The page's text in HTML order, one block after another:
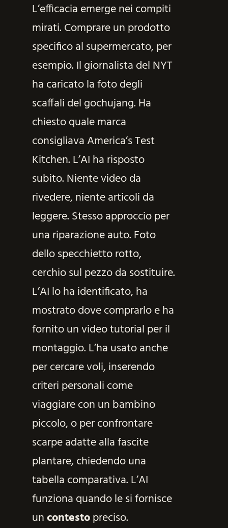
L’efficacia emerge nei compiti
mirati. Comprare un prodotto
specifico al supermercato, per
esempio. Il giornalista del NYT
ha caricato la foto degli
scaffali del gochujang. Ha
chiesto quale marca
consigliava America’s Test
Kitchen. L’AI ha risposto
subito. Niente video da
rivedere, niente articoli da
leggere. Stesso approccio per
una riparazione auto. Foto
dello specchietto rotto,
cerchio sul pezzo da sostituire.
L’AI lo ha identificato, ha
mostrato dove comprarlo e ha
fornito un video tutorial per il
montaggio. L’ha usato anche
per cercare voli, inserendo
criteri personali come
viaggiare con un bambino
piccolo, o per confrontare
scarpe adatte alla fascite
plantare, chiedendo una
tabella comparativa. L’AI
funziona quando le si fornisce
uncontestopreciso.